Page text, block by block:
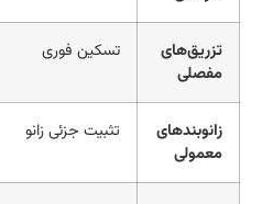
تزریق‌های
مفصلی
تسکین فوری
زانوبندهای
معمولی
تثبیت جزئی زانو